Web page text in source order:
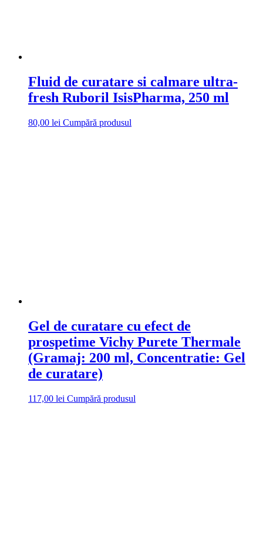
Fluid de curatare si calmare ultra-
fresh Ruboril IsisPharma, 250 ml
80,00 lei Cumpără produsul
Gel de curatare cu efect de
prospetime Vichy Purete Thermale
(Gramaj: 200 ml, Concentratie: Gel
de curatare)
117,00 lei Cumpără produsul